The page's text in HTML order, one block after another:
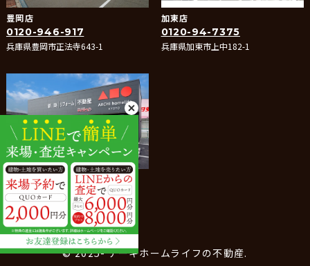
豊岡店
0120-946-917
兵庫県豊岡市正法寺643-1
加東店
0120-94-7375
兵庫県加東市上中182-1
たつの店
0120-288-066
兵庫県たつの市龍野町堂本400-1
© 2025- アーキホームライフの不動産.